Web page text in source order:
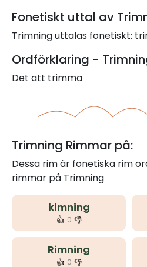
Fonetiskt uttal av
Trimning uttalas fonetiskt:
Ordförklaring -
Det att trimma
Trimning Rimmar på:
Dessa rim är fonetiska rim
rimmar på Trimning
kimning
👍 0 👎
Rimning
👍 0 👎